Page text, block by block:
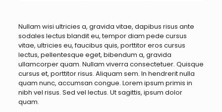
Nullam wisi ultricies a, gravida vitae, dapibus risus ante
sodales lectus blandit eu, tempor diam pede cursus
vitae, ultricies eu, faucibus quis, porttitor eros cursus
lectus, pellentesque eget, bibendum a, gravida
ullamcorper quam. Nullam viverra consectetuer. Quisque
cursus et, porttitor risus. Aliquam sem. In hendrerit nulla
quam nunc, accumsan congue. Lorem ipsum primis in
nibh vel risus. Sed vel lectus. Ut sagittis, ipsum dolor
quam.